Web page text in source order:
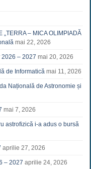
– MICA OLIMPIADĂ
mai 22, 2026
– 2027 mai 20, 2026
de Informatică mai 11, 2026
Națională de Astronomie și
mai 7, 2026
astrofizică i-a adus o bursă
aprilie 27, 2026
– 2027 aprilie 24, 2026